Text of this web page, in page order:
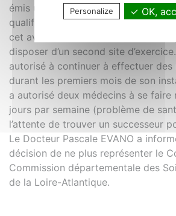
émis un avis défavorable
qualification d’un praticien. Le
cet avis. Le Conseil a autorisé deux
disposer d’un second site
autorisé à continuer à effectuer des
durant les premiers mois de son
a autorisé deux médecins à se faire
jours par semaine (problème de
l’attente de trouver un successeur
Le Docteur Pascale EVANO a
décision de ne plus représenter le
Commission départementale des
de la Loire-Atlantique.
Personalize OK,